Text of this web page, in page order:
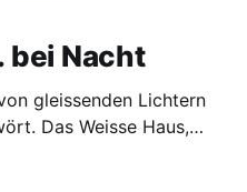
bei Nacht
gleissenden Lichtern
Das Weisse Haus,